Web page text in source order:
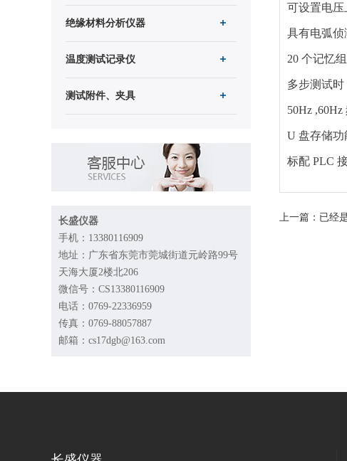
绝缘材料分析仪器
温度测试记录仪
测试附件、夹具
长盛仪器
手机：13380116909
地址：广东省东莞市莞城街道元岭路99号
天海大厦2楼北206
微信号：CS13380116909
电话：0769-22336959
传真：0769-88057887
邮箱：cs17dgb@163.com
可设置电压
具有电弧
20 个记忆
多步测试
50Hz
U 盘存储功
标配 PLC
上一篇：已经